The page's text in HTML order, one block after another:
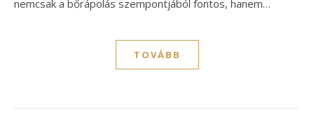
nemcsak a bőrápolás szempontjából fontos, hanem…
TOVÁBB